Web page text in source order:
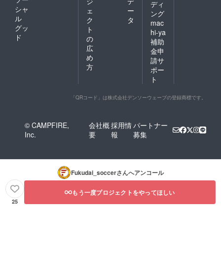
シャ
ル
グッ
ド
ェ
ク
ト
の
広
め
方
ー
タ
ディ
ング
mac
hi-ya
補助
金申
請サ
ポー
ト
「QRコード」は株式会社デンソーウェーブの登録商標です。
© CAMPFIRE,
Inc.
会社概
要
採用情
報
パートナー
募集
Fukudai_soccerさんへアンコール
25
もう一度プロジェクトをやってほしい